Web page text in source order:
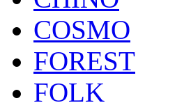
COSMO
FOREST
FOLK